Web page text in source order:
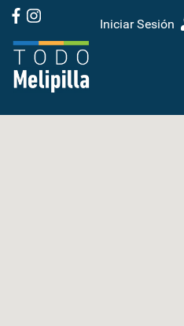
Iniciar Sesión